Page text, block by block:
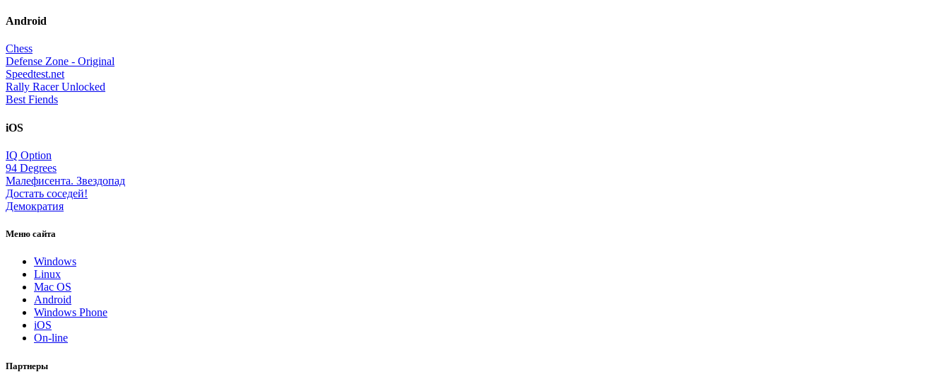
Android
Chess
Defense Zone - Original
Speedtest.net
Rally Racer Unlocked
Best Fiends
iOS
IQ Option
94 Degrees
Малефисента. Звездопад
Достать соседей!
Демократия
Меню сайта
Windows
Linux
Mac OS
Android
Windows Phone
iOS
On-line
Партнеры